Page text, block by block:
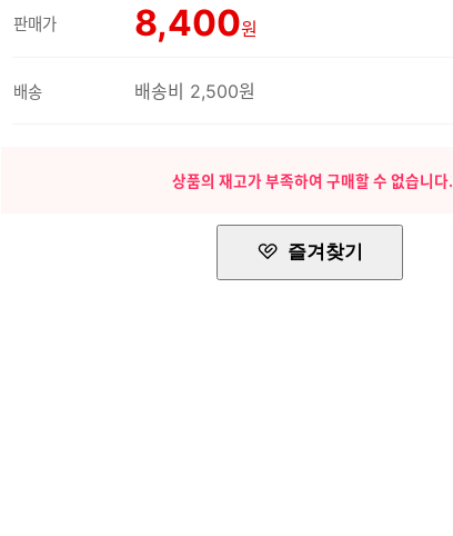
판매가 8,400원
배송 배송비 2,500원
상품의 재고가 부족하여 구매할 수 없습니다.
즐겨찾기